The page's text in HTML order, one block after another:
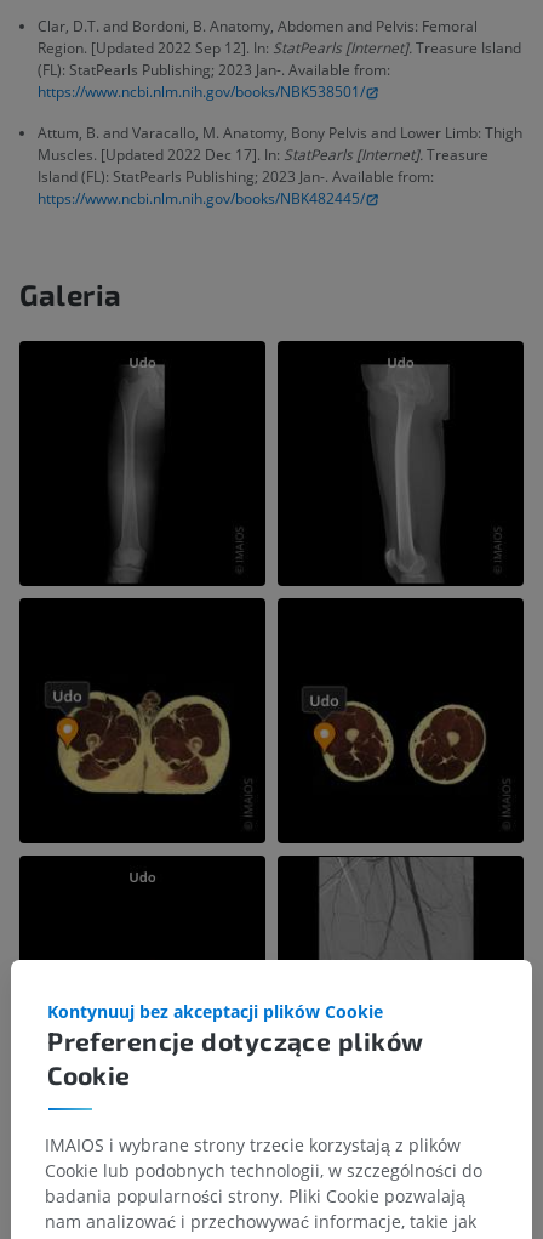
Clar, D.T. and Bordoni, B. Anatomy, Abdomen and Pelvis: Femoral
Region. [Updated 2022 Sep 12]. In: StatPearls [Internet].Treasure Island
(FL): StatPearls Publishing; 2023 Jan-. Available from:
https://www.ncbi.nlm.nih.gov/books/NBK538501/
Attum, B. and Varacallo, M. Anatomy, Bony Pelvis and Lower Limb: Thigh
Muscles. [Updated 2022 Dec 17]. In: StatPearls [Internet].Treasure
Island (FL): StatPearls Publishing; 2023 Jan-. Available from:
https://www.ncbi.nlm.nih.gov/books/NBK482445/
Galeria
Preferencje dotyczące plików
Cookie
Kontynuuj bez akceptacji plików Cookie
IMAIOS i wybrane strony trzecie korzystają z plików
Cookie lub podobnych technologii, w szczególności do
badania popularności strony. Pliki Cookie pozwalają
nam analizować i przechowywać informacje, takie jak